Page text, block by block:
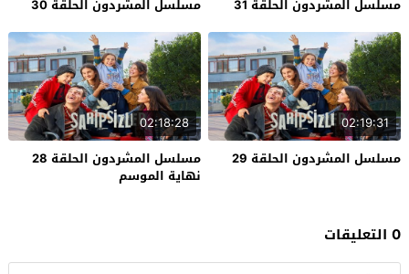
مسلسل المشردون الحلقة 31
مسلسل المشردون الحلقة 30
02:19:31
مسلسل المشردون الحلقة 29
02:18:28
مسلسل المشردون الحلقة 28
نهاية الموسم
0 التعليقات